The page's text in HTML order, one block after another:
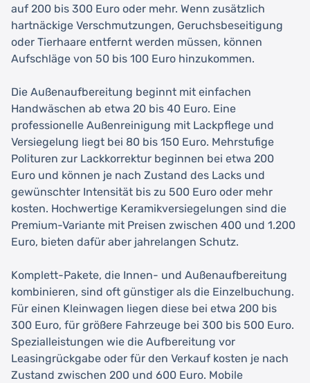
auf 200 bis 300 Euro oder mehr. Wenn zusätzlich
hartnäckige Verschmutzungen, Geruchsbeseitigung
oder Tierhaare entfernt werden müssen, können
Aufschläge von 50 bis 100 Euro hinzukommen.
Die Außenaufbereitung beginnt mit einfachen
Handwäschen ab etwa 20 bis 40 Euro. Eine
professionelle Außenreinigung mit Lackpflege und
Versiegelung liegt bei 80 bis 150 Euro. Mehrstufige
Polituren zur Lackkorrektur beginnen bei etwa 200
Euro und können je nach Zustand des Lacks und
gewünschter Intensität bis zu 500 Euro oder mehr
kosten. Hochwertige Keramikversiegelungen sind die
Premium-Variante mit Preisen zwischen 400 und 1.200
Euro, bieten dafür aber jahrelangen Schutz.
Komplett-Pakete, die Innen- und Außenaufbereitung
kombinieren, sind oft günstiger als die Einzelbuchung.
Für einen Kleinwagen liegen diese bei etwa 200 bis
300 Euro, für größere Fahrzeuge bei 300 bis 500 Euro.
Spezialleistungen wie die Aufbereitung vor
Leasingrückgabe oder für den Verkauf kosten je nach
Zustand zwischen 200 und 600 Euro. Mobile